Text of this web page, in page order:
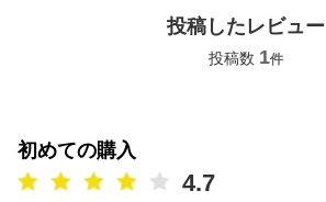
投稿したレビュー
投稿数 1件
初めての購入
4.7